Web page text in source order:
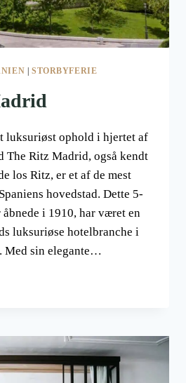
STORBYFERIE
luksuriøst ophold i hjertet af
The Ritz Madrid, også kendt
los Ritz, er et af de mest
hovedstad. Dette 5-
i 1910, har været en
luksuriøse hotelbranche i
Med sin elegante…